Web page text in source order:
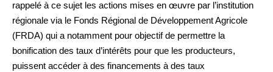
rappelé à ce sujet les actions mises en œuvre par l’institution
régionale via le Fonds Régional de Développement Agricole
(FRDA) qui a notamment pour objectif de permettre la
bonification des taux d’intérêts pour que les producteurs,
puissent accéder à des financements à des taux